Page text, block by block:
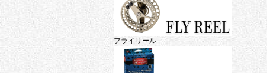
フライリール